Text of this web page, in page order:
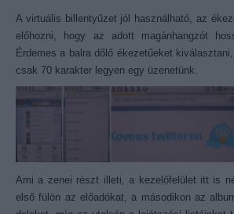
A virtuális billentyűzet jól használható, az
előhozni, hogy az adott magánhangzót
Érdemes a balra dőlő ékezetűeket
csak 70 karakter legyen egy üzenetünk.
Ami a zenei részt illeti, a kezelőfelület itt is
első fülön az előadókat, a másodikon az